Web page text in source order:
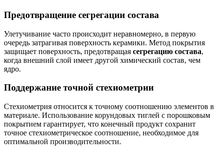
Предотвращение сегрегации состава
Улетучивание часто происходит неравномерно, в первую
очередь затрагивая поверхность керамики. Метод покрытия
защищает поверхность, предотвращая сегрегацию состава,
когда внешний слой имеет другой химический состав, чем
ядро.
Поддержание точной стехиометрии
Стехиометрия относится к точному соотношению элементов в
материале. Использование корундовых тиглей с порошковым
покрытием гарантирует, что конечный продукт сохранит
точное стехиометрическое соотношение, необходимое для
оптимальной производительности.